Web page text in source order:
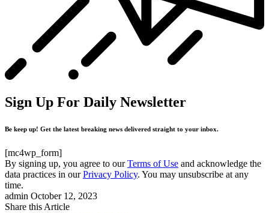
Sign Up For Daily Newsletter
Be keep up! Get the latest breaking news delivered straight to your inbox.
[mc4wp_form]
By signing up, you agree to ourTerms of Use and acknowledge the
data practices in ourPrivacy Policy. You may unsubscribe at any
time.
admin October 12, 2023
Share this Article